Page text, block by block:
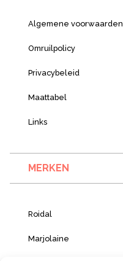
Algemene voorwaarden
Omruilpolicy
Privacybeleid
Maattabel
Links
MERKEN
Roidal
Marjolaine